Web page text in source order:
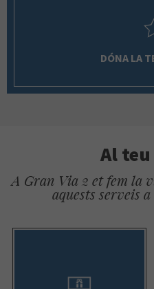
DÓNA LA
Al
A Gran Via 2 et fem la
aquests serveis